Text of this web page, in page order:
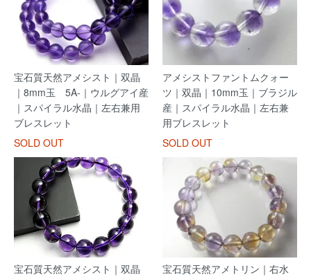
宝石質天然アメシスト｜双晶
｜8mm玉 5A-｜ウルグアイ産
｜スパイラル水晶｜左右兼用
ブレスレット
SOLD OUT
アメシストファントムクォー
ツ｜双晶｜10mm玉｜ブラジル
産｜スパイラル水晶｜左右兼
用ブレスレット
SOLD OUT
宝石質天然アメシスト｜双晶
宝石質天然アメトリン｜右水